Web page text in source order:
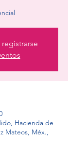
Hacienda de
Mateos, Méx.,